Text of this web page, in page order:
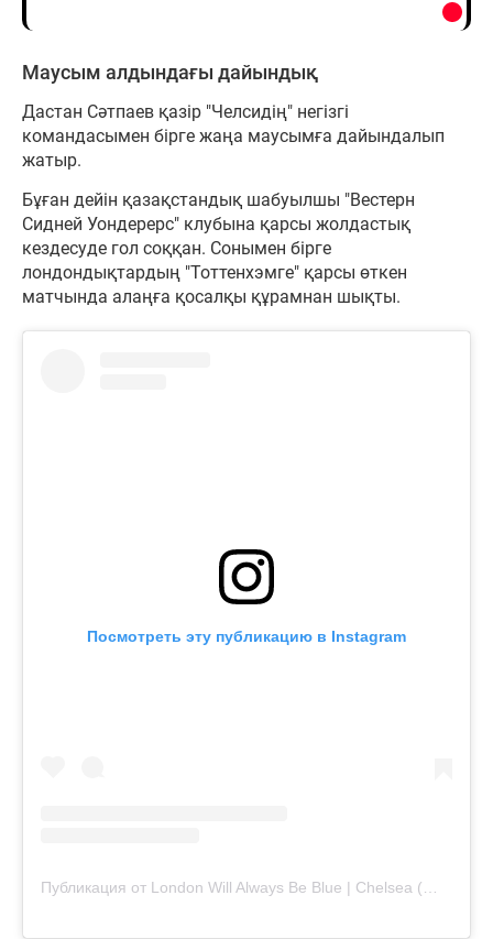
Маусым алдындағы дайындық
Дастан Сәтпаев қазір "Челсидің" негізгі
командасымен бірге жаңа маусымға дайындалып
жатыр.
Бұған дейін қазақстандық шабуылшы "Вестерн
Сидней Уондерерс" клубына қарсы жолдастық
кездесуде гол соққан. Сонымен бірге
лондондықтардың "Тоттенхэмге" қарсы өткен
матчында алаңға қосалқы құрамнан шықты.
Посмотреть эту публикацию в Instagram